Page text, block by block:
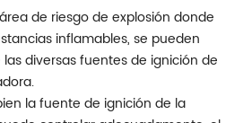
de riesgo de explosión donde
inflamables, se pueden
diversas fuentes de ignición de
la fuente de ignición de la